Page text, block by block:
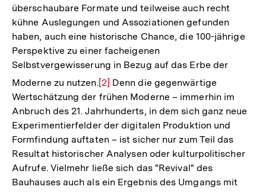
überschaubare Formate und teilweise auch recht
kühne Auslegungen und Assoziationen gefunden
haben, auch eine historische Chance, die 100-jährige
Perspektive zu einer facheigenen
Selbstvergewisserung in Bezug auf das Erbe der
Moderne zu nutzen.Zur
Auflösung
der
Fußnote
[2] Denn die gegenwärtige
Wertschätzung der frühen Moderne – immerhin im
Anbruch des 21. Jahrhunderts, in dem sich ganz neue
Experimentierfelder der digitalen Produktion und
Formfindung auftaten – ist sicher nur zum Teil das
Resultat historischer Analysen oder kulturpolitischer
Aufrufe. Vielmehr ließe sich das "Revival" des
Bauhauses auch als ein Ergebnis des Umgangs mit